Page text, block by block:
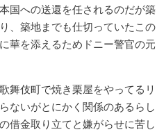
国への送還を任されるのだが築
、築地までも仕切っていたこの
華を添えるためドニー警官の元
舞伎町で焼き栗屋をやってるリ
ないがとにかく関係のあるらし
借金取り立てと嫌がらせに苦し